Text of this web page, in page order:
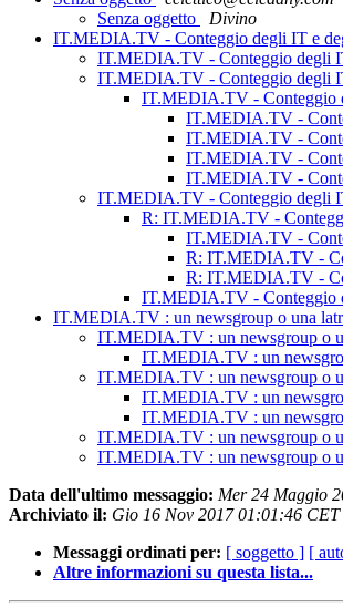
Senza oggetto
Divino
IT.MEDIA.TV - Conteggio degli IT e
IT.MEDIA.TV - Conteggio degli
IT.MEDIA.TV - Conteggio degli
IT.MEDIA.TV - Conteggio
IT.MEDIA.TV -
IT.MEDIA.TV -
IT.MEDIA.TV -
IT.MEDIA.TV -
IT.MEDIA.TV - Conteggio degli
R: IT.MEDIA.TV -
IT.MEDIA.TV -
R: IT.MEDIA.TV -
R: IT.MEDIA.TV -
IT.MEDIA.TV - Conteggio
IT.MEDIA.TV : un newsgroup o una
IT.MEDIA.TV : un newsgroup o
IT.MEDIA.TV : un
IT.MEDIA.TV : un newsgroup o
IT.MEDIA.TV : un
IT.MEDIA.TV : un
IT.MEDIA.TV : un newsgroup o
IT.MEDIA.TV : un newsgroup o
Data dell'ultimo messaggio: Mer 24 Maggio
Archiviato il: Gio 16 Nov 2017 01:01:46 CET
Messaggi ordinati per: [ soggetto ] [
Altre informazioni su questa lista...